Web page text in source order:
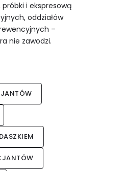
i ekspresową
oddziałów
–
nie zawodzi.